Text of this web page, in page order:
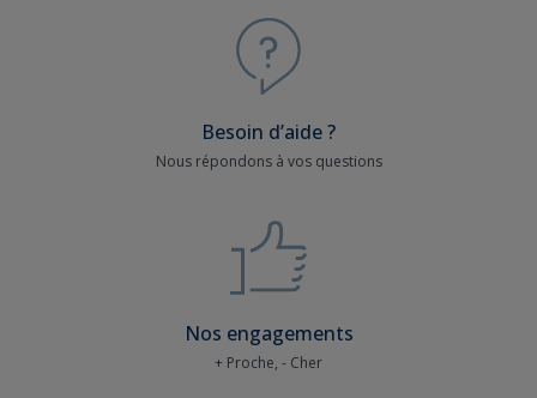
Besoin d’aide ?
Nous répondons à vos questions
Nos engagements
+ Proche, - Cher